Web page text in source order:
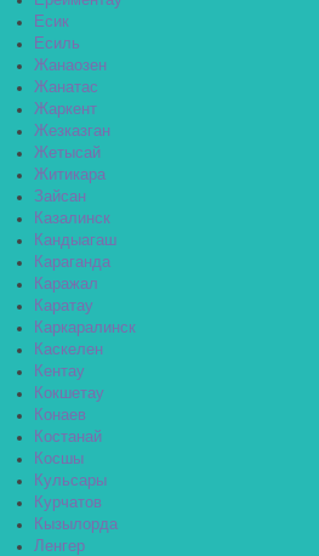
Есик
Есиль
Жанаозен
Жанатас
Жаркент
Жезказган
Жетысай
Житикара
Зайсан
Казалинск
Кандыагаш
Караганда
Каражал
Каратау
Каркаралинск
Каскелен
Кентау
Кокшетау
Конаев
Костанай
Косшы
Кульсары
Курчатов
Кызылорда
Ленгер